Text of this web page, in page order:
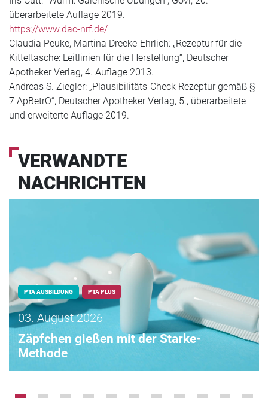
überarbeitete Auflage 2019.
https://www.dac-nrf.de/
Claudia Peuke, Martina Dreeke-Ehrlich: „Rezeptur für die
Kitteltasche: Leitlinien für die Herstellung“, Deutscher
Apotheker Verlag, 4. Auflage 2013.
Andreas S. Ziegler: „Plausibilitäts-Check Rezeptur gemäß §
7 ApBetrO“, Deutscher Apotheker Verlag, 5., überarbeitete
und erweiterte Auflage 2019.
VERWANDTE
NACHRICHTEN
PTA AUSBILDUNG PTA PLUS
03. August 2026
Zäpfchen gießen mit der Starke-
Methode